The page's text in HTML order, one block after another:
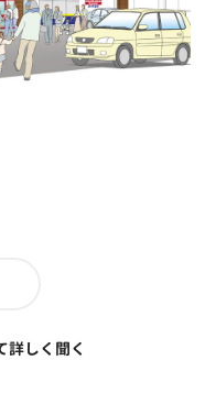
しく聞く